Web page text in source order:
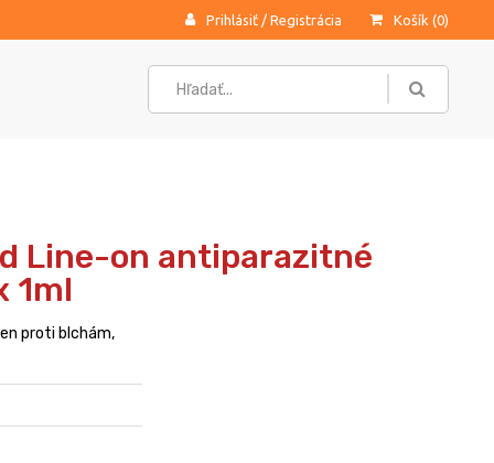
Prihlásiť / Registrácia Košík (0)
Line-on antiparazitné
1ml
proti blchám,